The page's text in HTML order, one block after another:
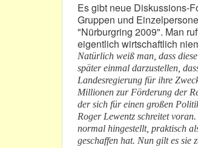
Es gibt neue Diskussions-
Gruppen und
"Nürburgring 2009". Man
eigentlich wirtschaftlich
Natürlich weiß man, dass
später einmal darzustellen,
Landesregierung für ihre
Millionen zur Förderung der
der sich für einen großen
Roger Lewentz schreitet
normal hingestellt, praktisch
geschaffen hat. Nun gilt es sie